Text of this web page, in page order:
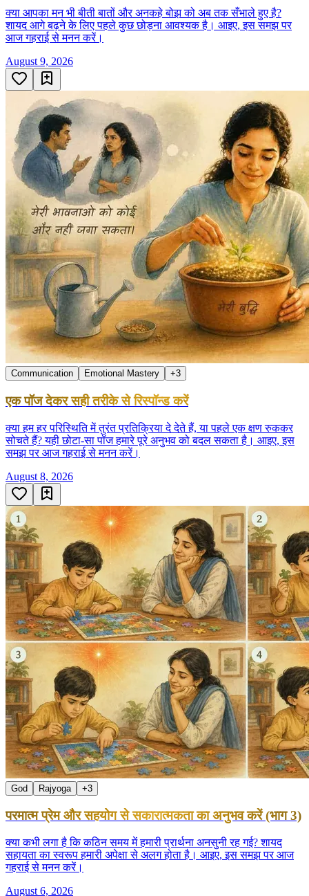
क्या आपका मन भी बीती बातों और अनकहे बोझ को अब तक सँभाले हुए है?
शायद आगे बढ़ने के लिए पहले कुछ छोड़ना आवश्यक है। आइए, इस समझ पर
आज गहराई से मनन करें।
August 9, 2026
Communication Emotional Mastery +3
एक पॉज देकर सही तरीके से रिस्पॉन्ड करें
क्या हम हर परिस्थिति में तुरंत प्रतिक्रिया दे देते हैं, या पहले एक क्षण रुककर
सोचते हैं? यही छोटा-सा पॉज हमारे पूरे अनुभव को बदल सकता है। आइए, इस
समझ पर आज गहराई से मनन करें।
August 8, 2026
God Rajyoga +3
परमात्म प्रेम और सहयोग से सकारात्मकता का अनुभव करें (भाग 3)
क्या कभी लगा है कि कठिन समय में हमारी प्रार्थना अनसुनी रह गई? शायद
सहायता का स्वरूप हमारी अपेक्षा से अलग होता है। आइए, इस समझ पर आज
गहराई से मनन करें।
August 6, 2026